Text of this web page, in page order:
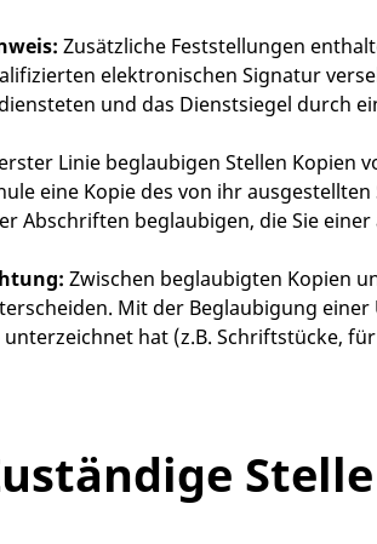
Zusätzliche Feststellungen
elektronischen Signatur
und das Dienstsiegel durch
Linie beglaubigen Stellen Kopien
eine Kopie des von ihr ausgestellten
Abschriften beglaubigen, die Sie
Zwischen beglaubigten Kopien
Mit der Beglaubigung
unterzeichnet hat (z.B. Schriftstücke,
Stelle